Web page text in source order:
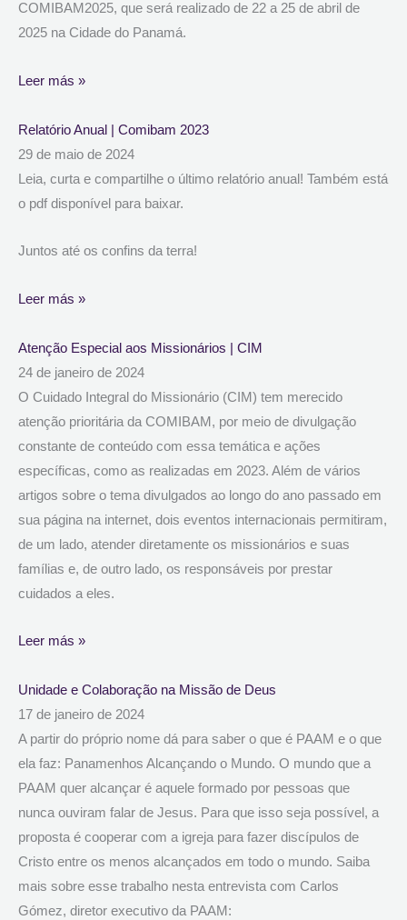
COMIBAM2025, que será realizado de 22 a 25 de abril de
2025 na Cidade do Panamá.
Leer más »
Relatório Anual | Comibam 2023
29 de maio de 2024
Leia, curta e compartilhe o último relatório anual! Também está
o pdf disponível para baixar.
Juntos até os confins da terra!
Leer más »
Atenção Especial aos Missionários | CIM
24 de janeiro de 2024
O Cuidado Integral do Missionário (CIM) tem merecido
atenção prioritária da COMIBAM, por meio de divulgação
constante de conteúdo com essa temática e ações
específicas, como as realizadas em 2023. Além de vários
artigos sobre o tema divulgados ao longo do ano passado em
sua página na internet, dois eventos internacionais permitiram,
de um lado, atender diretamente os missionários e suas
famílias e, de outro lado, os responsáveis por prestar
cuidados a eles.
Leer más »
Unidade e Colaboração na Missão de Deus
17 de janeiro de 2024
A partir do próprio nome dá para saber o que é PAAM e o que
ela faz: Panamenhos Alcançando o Mundo. O mundo que a
PAAM quer alcançar é aquele formado por pessoas que
nunca ouviram falar de Jesus. Para que isso seja possível, a
proposta é cooperar com a igreja para fazer discípulos de
Cristo entre os menos alcançados em todo o mundo. Saiba
mais sobre esse trabalho nesta entrevista com Carlos
Gómez, diretor executivo da PAAM: